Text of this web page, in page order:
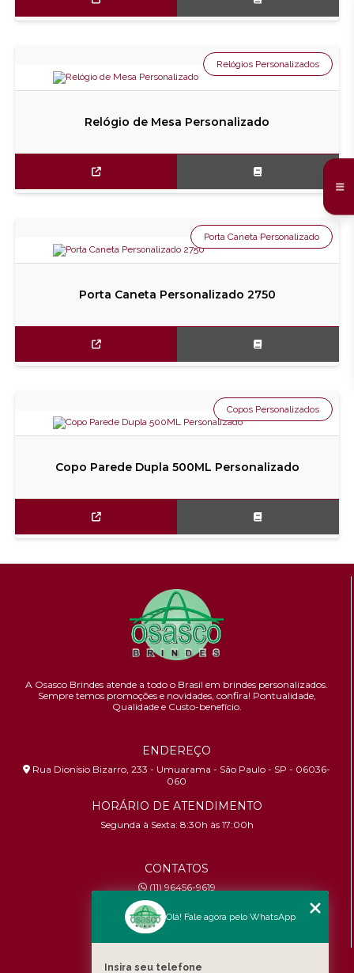
Relógio de Mesa Personalizado
Relógios Personalizados
Porta Caneta Personalizado 2750
Porta Caneta Personalizado
Copo Parede Dupla 500ML Personalizado
Copos Personalizados
A Osasco Brindes atende a todo o Brasil em brindes personalizados.
Sempre temos promoções e novidades, confira! Pontualidade,
Qualidade e Custo-benefício.
ENDEREÇO
Rua Dionísio Bizarro, 233 - Umuarama - São Paulo - SP - 06036-
060
HORÁRIO DE ATENDIMENTO
Segunda à Sexta: 8:30h às 17:00h
CONTATOS
(11) 96456-9619
contato@osascobrindes.com.br
CNPJ:26.434.153/0001-30
MENU
Olá! Fale agora pelo WhatsApp
Insira seu telefone